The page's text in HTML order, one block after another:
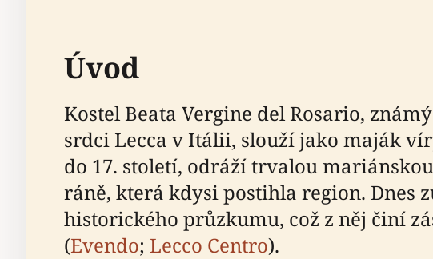
Úvod
Kostel Beata Vergine del Rosario,
srdci Lecca v Itálii, slouží jako maják
do 17. století, odráží trvalou
ráně, která kdysi postihla region. Dnes
historického průzkumu, což z něj činí
(Evendo; Lecco Centro).